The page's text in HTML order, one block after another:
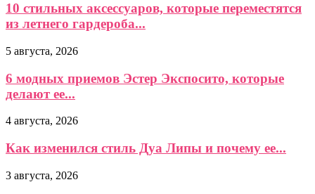
10 стильных аксессуаров, которые переместятся
из летнего гардероба...
5 августа, 2026
6 модных приемов Эстер Экспосито, которые
делают ее...
4 августа, 2026
Как изменился стиль Дуа Липы и почему ее...
3 августа, 2026